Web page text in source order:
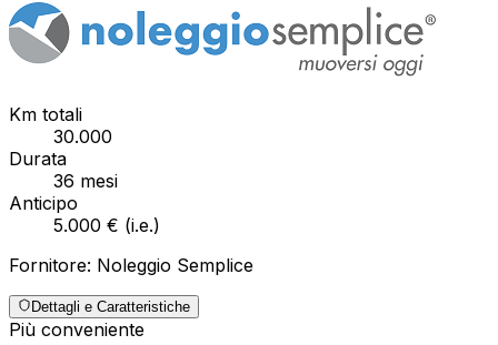
Km totali
30.000
Durata
36 mesi
Anticipo
5.000 € (i.e.)
Fornitore: Noleggio Semplice
Dettagli e Caratteristiche
Più conveniente